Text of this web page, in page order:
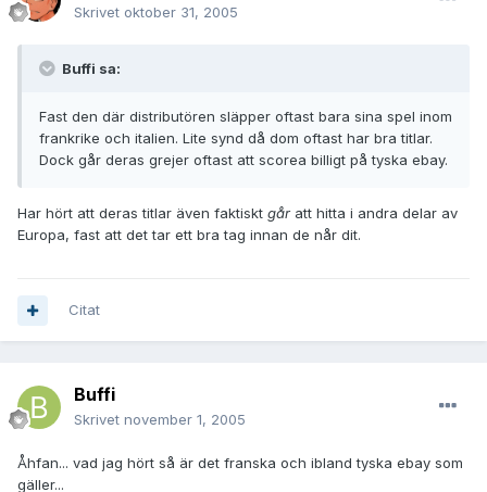
Skrivet oktober 31, 2005
Buffi sa:
Fast den där distributören släpper oftast bara sina spel inom
frankrike och italien. Lite synd då dom oftast har bra titlar.
Dock går deras grejer oftast att scorea billigt på tyska ebay.
Har hört att deras titlar även faktiskt går att hitta i andra delar av
Europa, fast att det tar ett bra tag innan de når dit.
Citat
Buffi
Skrivet november 1, 2005
Åhfan... vad jag hört så är det franska och ibland tyska ebay som
gäller...